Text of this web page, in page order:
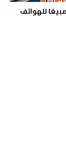
للهواتف